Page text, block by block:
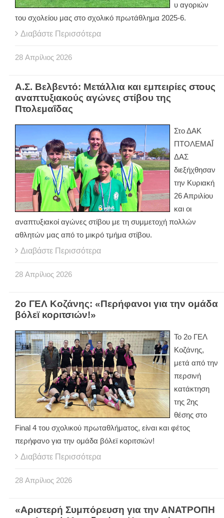
υ αγοριών
του σχολείου μας στο σχολικό πρωτάθλημα 2025-6.
Διαβάστε Περισσότερα
28 Απρίλιος 2026
Α.Σ. Βελβεντό: Μετάλλια και εμπειρίες στους
αναπτυξιακούς αγώνες στίβου της
Πτολεμαΐδας
Στο ΔΑΚ
ΠΤΟΛΕΜΑΪ́
ΔΑΣ
διεξήχθησαν
την Κυριακή
26 Απριλίου
και οι
αναπτυξιακοί αγώνες στίβου με τη συμμετοχή πολλών
αθλητών μας από το μικρό τμήμα στίβου.
Διαβάστε Περισσότερα
28 Απρίλιος 2026
2ο ΓΕΛ Κοζάνης: «Περήφανοι για την ομάδα
βόλεϊ κοριτσιών!»
Το 2ο ΓΕΛ
Κοζάνης,
μετά από την
περσινή
κατάκτηση
της 2ης
θέσης στο
Final 4 του σχολικού πρωταθλήματος, είναι και φέτος
περήφανο για την ομάδα βόλεϊ κοριτσιών!
Διαβάστε Περισσότερα
28 Απρίλιος 2026
«Αριστερή Συμπόρευση για την ΑΝΑΤΡΟΠΗ